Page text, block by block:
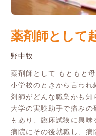
薬剤師とし
野中牧
薬剤師として もともと
小学校のときから言われ
剤師がどんな職業かも知
大学の実験助手で痛みの
もあり、臨床試験に興味
病院にその後就職し、病